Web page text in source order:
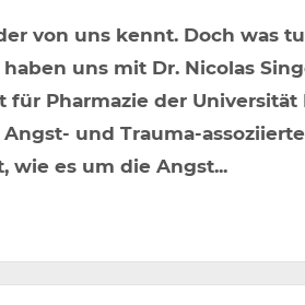
von uns kennt. Doch was
uns mit Dr. Nicolas
Pharmazie der
und Trauma-
wie es um die Angst...